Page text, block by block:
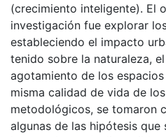
(crecimiento inteligente). El
investigación fue explorar
estableciendo el impacto
tenido sobre la naturaleza,
agotamiento de los
misma calidad de vida de
metodológicos, se tomaron
algunas de las hipótesis